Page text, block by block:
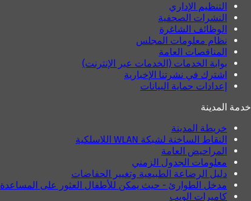
التنظيم الإداري
النشرات الصحفية
الوظائف الشاغرة
نظام معلومات المجلس
المناقصات العامة
بوابة الخدمات (الخدمات عبر الإنترنت)
اشترك في نشرتنا الإخبارية
إعدادات حماية البيانات
خدمة المدينة
خريطة المدينة
النقاط الساخنة لشبكة WLAN اللاسلكية
المراحيض العامة
معلومات الجدول الزمني
دليل الرضاعة الطبيعية وتغيير الحفاضات
مدخل الطوارئ - حيث يمكن للأطفال العثور على المساعدة
كاميرات الويب